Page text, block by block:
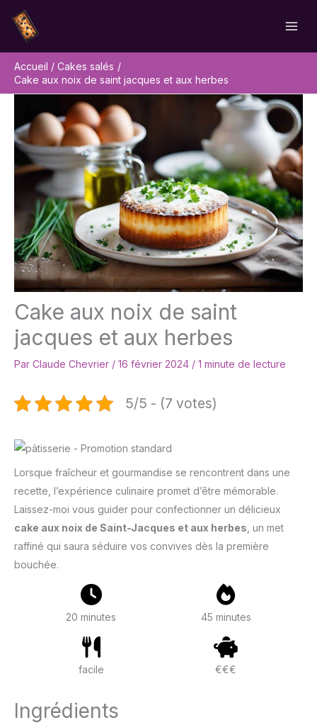
contenu
Accueil
Cakes salés
Cake aux noix de saint jacques et aux herbes
Cake aux noix de saint
jacques et aux herbes
Par Claude Chevrier / 16 février 2024 / 1 minute de lecture
5/5 - (7 votes)
Lorsque fraîcheur et gourmandise se rencontrent dans une
recette, l’expérience culinaire promet d’être mémorable.
Laissez-moi vous guider pour confectionner un délicieux
cake aux noix de Saint-Jacques et aux herbes , un met
raffiné qui saura séduire vos convives dès la première
bouchée.
20 minutes 45 minutes
facile €€€
Ingrédients
Rechercher